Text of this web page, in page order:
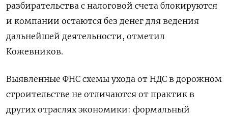
разбирательства с налоговой счета блокируются
и компании остаются без денег для ведения
дальнейшей деятельности, отметил
Кожевников.
Выявленные ФНС схемы ухода от НДС в дорожном
строительстве не отличаются от практик в
других отраслях экономики: формальный